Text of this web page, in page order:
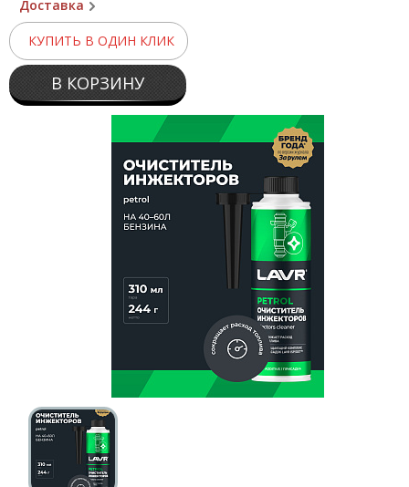
Доставка
КУПИТЬ В ОДИН КЛИК
В КОРЗИНУ